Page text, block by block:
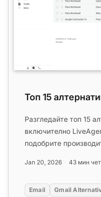
Топ 15
Разгледайте топ 15
включително
подобрите
Jan 20, 2026 43 мин
Email Gmail